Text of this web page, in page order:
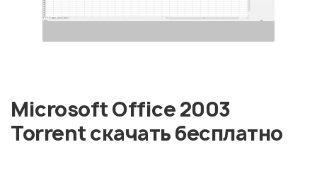
Microsoft Office 2003
Torrent скачать бесплатно